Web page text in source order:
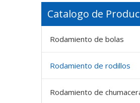
Catalogo de
Rodamiento de bolas
Rodamiento de rodillos
Rodamiento de